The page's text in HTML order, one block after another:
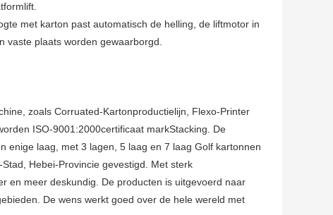
met karton past automatisch de helling, de liftmotor in
vaste plaats worden gewaarborgd.
zoals Corruated-Kartonproductielijn, Flexo-Printer
ISO-9001:2000certificaat markStacking. De
enige laag, met 3 lagen, 5 laag en 7 laag Golf kartonnen
Hebei-Provincie gevestigd. Met sterk
en meer deskundig. De producten is uitgevoerd naar
De wens werkt goed over de hele wereld met